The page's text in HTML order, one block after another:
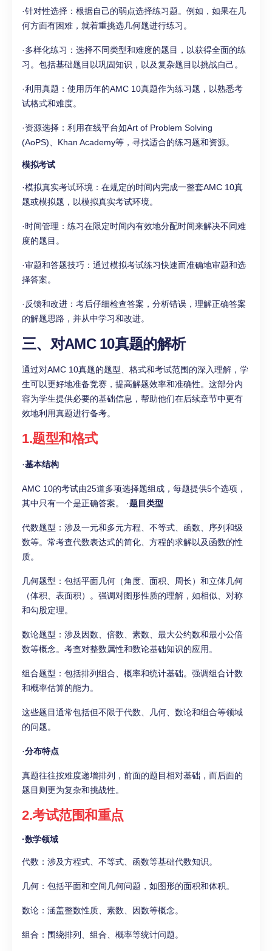
·针对性选择：根据自己的弱点选择练习题。例如，如果在几
何方面有困难，就着重挑选几何题进行练习。
·多样化练习：选择不同类型和难度的题目，以获得全面的练
习。包括基础题目以巩固知识，以及复杂题目以挑战自己。
·利用真题：使用历年的AMC 10真题作为练习题，以熟悉考
试格式和难度。
·资源选择：利用在线平台如Art of Problem Solving
(AoPS)、Khan Academy等，寻找适合的练习题和资源。
模拟考试
·模拟真实考试环境：在规定的时间内完成一整套AMC 10真
题或模拟题，以模拟真实考试环境。
·时间管理：练习在限定时间内有效地分配时间来解决不同难
度的题目。
·审题和答题技巧：通过模拟考试练习快速而准确地审题和选
择答案。
·反馈和改进：考后仔细检查答案，分析错误，理解正确答案
的解题思路，并从中学习和改进。
三、对AMC 10真题的解析
通过对AMC 10真题的题型、格式和考试范围的深入理解，学
生可以更好地准备竞赛，提高解题效率和准确性。这部分内
容为学生提供必要的基础信息，帮助他们在后续章节中更有
效地利用真题进行备考。
1.题型和格式
·基本结构
AMC 10的考试由25道多项选择题组成，每题提供5个选项，
其中只有一个是正确答案。 ·题目类型
代数题型：涉及一元和多元方程、不等式、函数、序列和级
数等。常考查代数表达式的简化、方程的求解以及函数的性
质。
几何题型：包括平面几何（角度、面积、周长）和立体几何
（体积、表面积）。强调对图形性质的理解，如相似、对称
和勾股定理。
数论题型：涉及因数、倍数、素数、最大公约数和最小公倍
数等概念。考查对整数属性和数论基础知识的应用。
组合题型：包括排列组合、概率和统计基础。强调组合计数
和概率估算的能力。
这些题目通常包括但不限于代数、几何、数论和组合等领域
的问题。
·分布特点
真题往往按难度递增排列，前面的题目相对基础，而后面的
题目则更为复杂和挑战性。
2.考试范围和重点
·数学领域
代数：涉及方程式、不等式、函数等基础代数知识。
几何：包括平面和空间几何问题，如图形的面积和体积。
数论：涵盖整数性质、素数、因数等概念。
组合：围绕排列、组合、概率等统计问题。